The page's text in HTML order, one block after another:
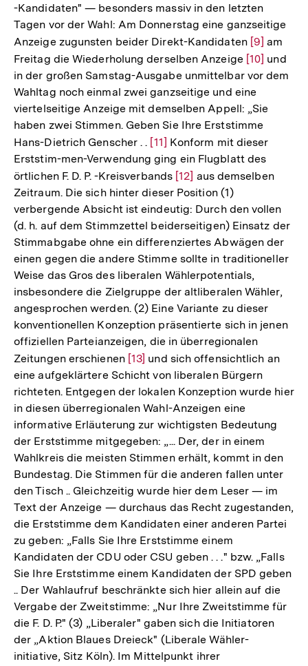
-Kandidaten" — besonders massiv in den letzten
Tagen vor der Wahl: Am Donnerstag eine ganzseitige
Anzeige zugunsten beider Direkt-Kandidaten Zur
Auflösung
der
Fußnote
[9] am
Freitag die Wiederholung derselben Anzeige Zur
Auflösung
der
Fußnote
[10] und
in der großen Samstag-Ausgabe unmittelbar vor dem
Wahltag noch einmal zwei ganzseitige und eine
viertelseitige Anzeige mit demselben Appell: „Sie
haben zwei Stimmen. Geben Sie Ihre Erststimme
Hans-Dietrich Genscher . . Zur
Auflösung
der
Fußnote
[11] Konform mit dieser
Erststim-men-Verwendung ging ein Flugblatt des
örtlichen F. D. P. -Kreisverbands Zur
Auflösung
der
Fußnote
[12] aus demselben
Zeitraum. Die sich hinter dieser Position (1)
verbergende Absicht ist eindeutig: Durch den vollen
(d. h. auf dem Stimmzettel beiderseitigen) Einsatz der
Stimmabgabe ohne ein differenziertes Abwägen der
einen gegen die andere Stimme sollte in traditioneller
Weise das Gros des liberalen Wählerpotentials,
insbesondere die Zielgruppe der altliberalen Wähler,
angesprochen werden. (2) Eine Variante zu dieser
konventionellen Konzeption präsentierte sich in jenen
offiziellen Parteianzeigen, die in überregionalen
Zeitungen erschienen Zur
Auflösung
der
Fußnote
[13] und sich offensichtlich an
eine aufgeklärtere Schicht von liberalen Bürgern
richteten. Entgegen der lokalen Konzeption wurde hier
in diesen überregionalen Wahl-Anzeigen eine
informative Erläuterung zur wichtigsten Bedeutung
der Erststimme mitgegeben: „... Der, der in einem
Wahlkreis die meisten Stimmen erhält, kommt in den
Bundestag. Die Stimmen für die anderen fallen unter
den Tisch .. Gleichzeitig wurde hier dem Leser — im
Text der Anzeige — durchaus das Recht zugestanden,
die Erststimme dem Kandidaten einer anderen Partei
zu geben: „Falls Sie Ihre Erststimme einem
Kandidaten der CDU oder CSU geben . . ." bzw. „Falls
Sie Ihre Erststimme einem Kandidaten der SPD geben
.. Der Wahlaufruf beschränkte sich hier allein auf die
Vergabe der Zweitstimme: „Nur Ihre Zweitstimme für
die F. D. P." (3) „Liberaler" gaben sich die Initiatoren
der „Aktion Blaues Dreieck" (Liberale Wähler-
initiative, Sitz Köln). Im Mittelpunkt ihrer